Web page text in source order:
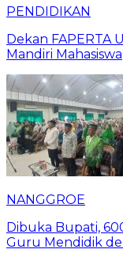
PENDIDIKAN
Dekan FAPERTA
Mandiri Mahasiswa
NANGGROE
Dibuka Bupati,
Guru Mendidik